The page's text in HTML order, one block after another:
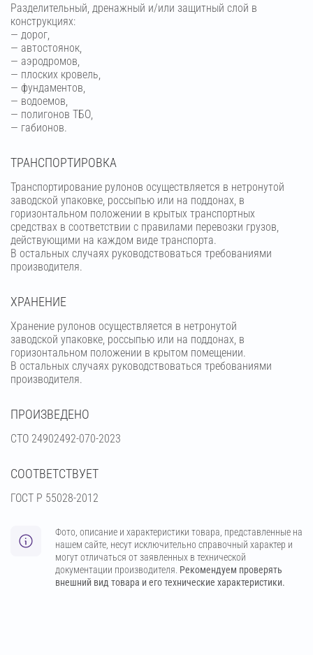
Разделительный, дренажный и/или защитный слой в
конструкциях:
— дорог,
— автостоянок,
— аэродромов,
— плоских кровель,
— фундаментов,
— водоемов,
— полигонов ТБО,
— габионов.
ТРАНСПОРТИРОВКА
Транспортирование рулонов осуществляется в нетронутой
заводской упаковке, россыпью или на поддонах, в
горизонтальном положении в крытых транспортных
средствах в соответствии с правилами перевозки грузов,
действующими на каждом виде транспорта.
В остальных случаях руководствоваться требованиями
производителя.
ХРАНЕНИЕ
Хранение рулонов осуществляется в нетронутой
заводской упаковке, россыпью или на поддонах, в
горизонтальном положении в крытом помещении.
В остальных случаях руководствоваться требованиями
производителя.
ПРОИЗВЕДЕНО
СТО 24902492-070-2023
СООТВЕТСТВУЕТ
ГОСТ Р 55028-2012
Фото, описание и характеристики товара, представленные на
нашем сайте, несут исключительно справочный характер и
могут отличаться от заявленных в технической
документации производителя. Рекомендуем проверять
внешний вид товара и его технические характеристики.